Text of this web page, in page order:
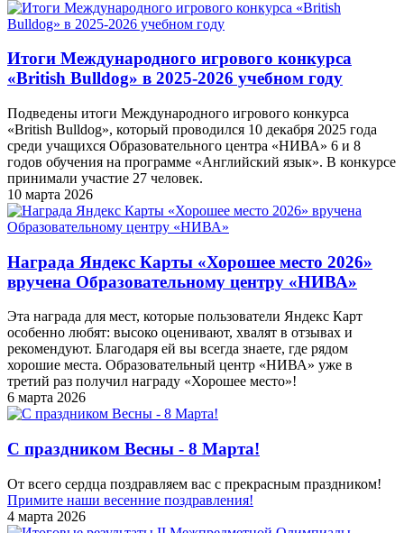
Итоги Международного игрового конкурса
«British Bulldog» в 2025-2026 учебном году
Подведены итоги Международного игрового конкурса
«British Bulldog», который проводился 10 декабря 2025 года
среди учащихся Образовательного центра «НИВА» 6 и 8
годов обучения на программе «Английский язык». В конкурсе
принимали участие 27 человек.
10 марта 2026
Награда Яндекс Карты «Хорошее место 2026»
вручена Образовательному центру «НИВА»
Эта награда для мест, которые пользователи Яндекс Карт
особенно любят: высоко оценивают, хвалят в отзывах и
рекомендуют. Благодаря ей вы всегда знаете, где рядом
хорошие места. Образовательный центр «НИВА» уже в
третий раз получил награду «Хорошее место»!
6 марта 2026
С праздником Весны - 8 Марта!
От всего сердца поздравляем вас с прекрасным праздником!
Примите наши весенние поздравления!
4 марта 2026